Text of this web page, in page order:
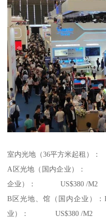
室内光地（36平方米起租）：
A区光地（国内企业）：
企业）： US$380 /M2
B区光地、馆（国内企业）
业）： US$380 /M2